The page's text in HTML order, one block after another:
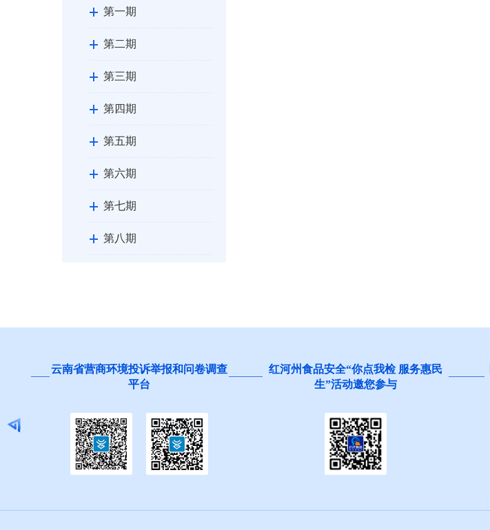
第一期
第二期
第三期
第四期
第五期
第六期
第七期
第八期
县市规范性文件
第十期
第十一期
第十二期
云南省营商环境投诉举报和问卷调查
平台
红河州食品安全“你点我检 服务惠民
生”活动邀您参与